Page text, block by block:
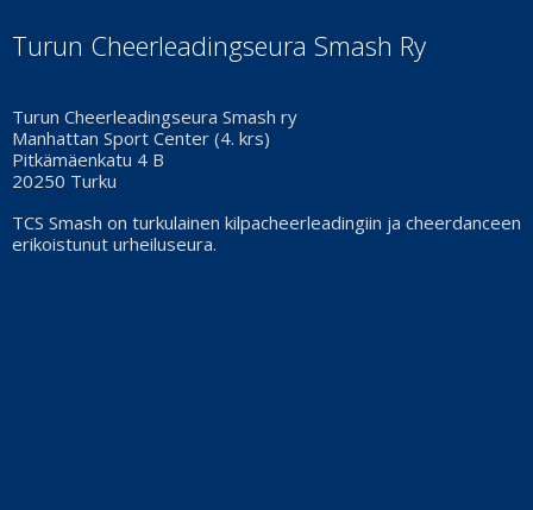
Turun Cheerleadingseura Smash Ry
Turun Cheerleadingseura Smash ry
Manhattan Sport Center (4. krs)
Pitkämäenkatu 4 B
20250 Turku
TCS Smash on turkulainen kilpacheerleadingiin ja cheerdanceen
erikoistunut urheiluseura.